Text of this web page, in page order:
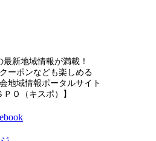
新地域情報が満載！
ーポンなども楽しめる
地域情報ポータルサイト
ＰＯ（キスポ）】